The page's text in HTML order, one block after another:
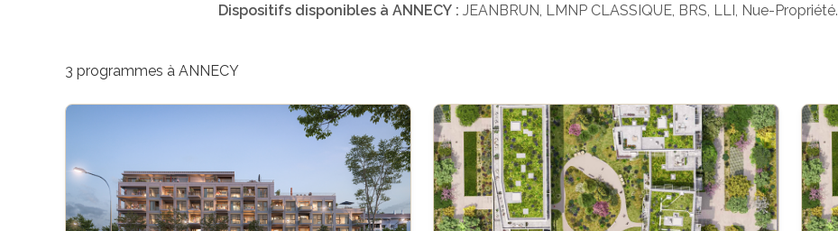
Dispositifs disponibles à ANNECY : JEANBRUN, LMNP CLASSIQUE, BRS, LLI, Nue-Propriété.
3 programmes à ANNECY